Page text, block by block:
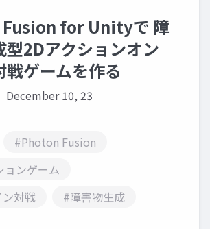
for Unityで 障
型2Dアクションオン
戦ゲームを作る
December 10, 23
#Photon Fusion
ョンゲーム
対戦
#障害物生成